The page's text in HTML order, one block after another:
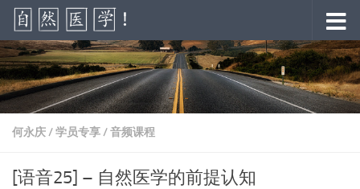
跳至内容
何永庆/学员专享/音频课程
[语音25] – 自然医学的前提认知